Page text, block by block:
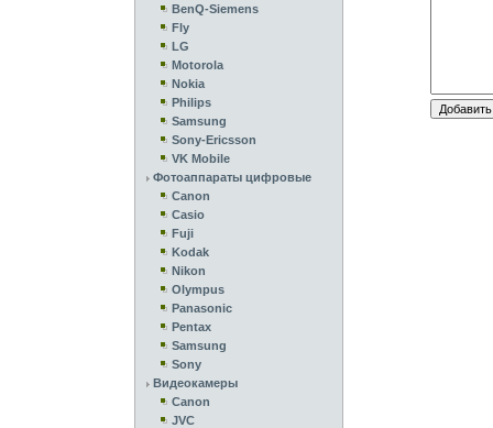
BenQ-Siemens
Fly
LG
Motorola
Nokia
Philips
Samsung
Sony-Ericsson
VK Mobile
Фотоаппараты цифровые
Canon
Casio
Fuji
Kodak
Nikon
Olympus
Panasonic
Pentax
Samsung
Sony
Видеокамеры
Canon
JVC